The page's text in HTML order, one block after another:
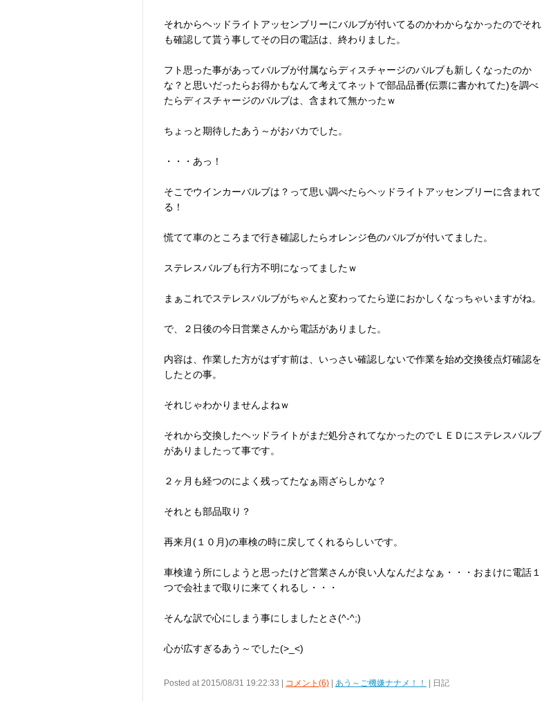
それからヘッドライトアッセンブリーにバルブが付いてるのかわからなかったのでそれ
も確認して貰う事してその日の電話は、終わりました。
フト思った事があってバルブが付属ならディスチャージのバルブも新しくなったのか
な？と思いだったらお得かもなんて考えてネットで部品品番(伝票に書かれてた)を調べ
たらディスチャージのバルブは、含まれて無かったｗ
ちょっと期待したあう～がおバカでした。
・・・あっ！
そこでウインカーバルブは？って思い調べたらヘッドライトアッセンブリーに含まれて
る！
慌てて車のところまで行き確認したらオレンジ色のバルブが付いてました。
ステレスバルブも行方不明になってましたｗ
まぁこれでステレスバルブがちゃんと変わってたら逆におかしくなっちゃいますがね。
で、２日後の今日営業さんから電話がありました。
内容は、作業した方がはずす前は、いっさい確認しないで作業を始め交換後点灯確認を
したとの事。
それじゃわかりませんよねｗ
それから交換したヘッドライトがまだ処分されてなかったのでＬＥＤにステレスバルブ
がありましたって事です。
２ヶ月も経つのによく残ってたなぁ雨ざらしかな？
それとも部品取り？
再来月(１０月)の車検の時に戻してくれるらしいです。
車検違う所にしようと思ったけど営業さんが良い人なんだよなぁ・・・おまけに電話１
つで会社まで取りに来てくれるし・・・
そんな訳で心にしまう事にしましたとさ(^-^;)
心が広すぎるあう～でした(>_<)
Posted at 2015/08/31 19:22:33 | コメント(6) あう～ご機嫌ナナメ！！ | 日記